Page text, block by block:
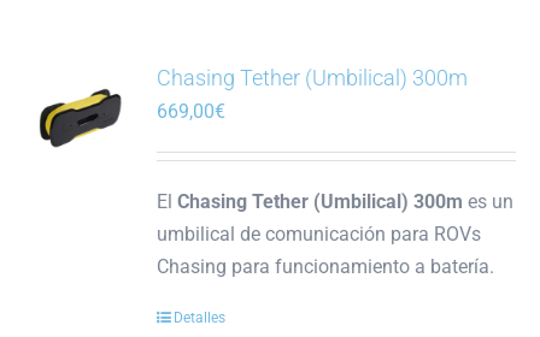
Chasing Tether (Umbilical) 300m
669,00€
ElChasing Tether (Umbilical) 300m es un
umbilical de comunicación para ROVs
Chasing para funcionamiento a batería.
Detalles